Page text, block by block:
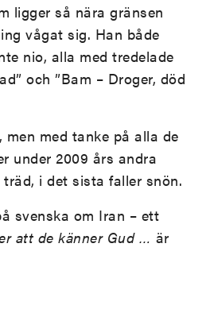
ligger så nära gränsen
vågat sig. Han både
nio, alla med tredelade
och ”Bam – Droger, död
med tanke på alla de
under 2009 års andra
i det sista faller snön.
svenska om Iran – ett
att de känner Gud … är